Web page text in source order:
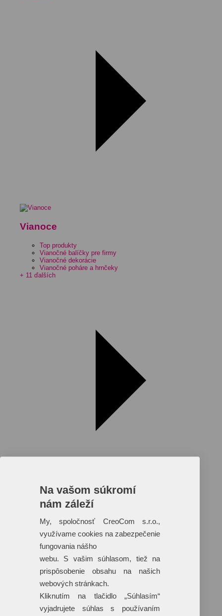
Vianoce
Top produkty
Vianočné balíčky pre firmy
Vianočné dekorácie
Vianočné poháre a hrnčeky
+ 11 ďalších
Reklamné predmety s plnofarebnou
potlačou
Dáždniky
Tašky
Hračky
Klobúky
Na vašom súkromí
nám záleží
My, spoločnosť CreoCom s.r.o.,
využívame cookies na zabezpečenie
fungovania nášho
webu. S vašim súhlasom, tiež na
prispôsobenie obsahu na našich
webových stránkach.
Kliknutím na tlačidlo „Súhlasím“
vyjadrujete súhlas s používaním